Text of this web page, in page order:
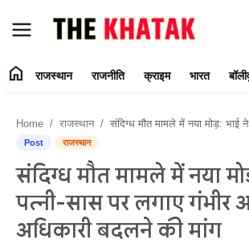
Contact Us
राजस्थान
राजनीति
home राजस्थान राजनीति क्राइम भारत
Home राजस्थान संदिग्ध मौत मामले में नया मोड़: भाई ने पत्नी-सास पर लगाए गंभीर आरोप, जांच
Post राजस्थान
संदिग्ध मौत मामले में नया
पत्नी-सास पर लगाए गंभीर
अधिकारी बदलने की मांग